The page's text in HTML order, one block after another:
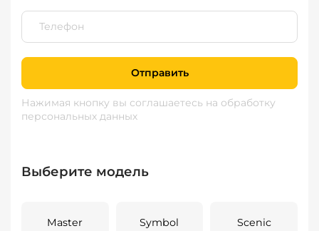
Отправить
Нажимая кнопку вы соглашаетесь на обработку
персональных данных
Выберите модель
Master Symbol Scenic